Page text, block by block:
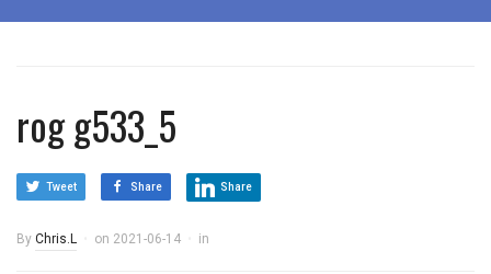
rog g533_5
Tweet Share Share
By Chris.L on 2021-06-14 in